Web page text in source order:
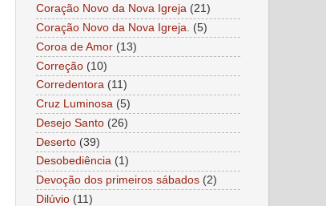
Coração Novo da Nova Igreja (21)
Coração Novo da Nova Igreja. (5)
Coroa de Amor (13)
Correção (10)
Corredentora (11)
Cruz Luminosa (5)
Desejo Santo (26)
Deserto (39)
Desobediência (1)
Devoção dos primeiros sábados (2)
Dilúvio (11)